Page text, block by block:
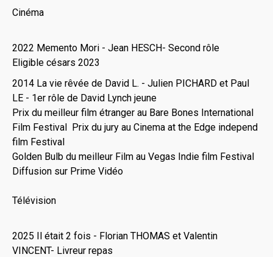
Cinéma
2022 Memento Mori - Jean HESCH- Second rôle
Eligible césars 2023
2014 La vie rêvée de David L. - Julien PICHARD et Paul
LE - 1er rôle de David Lynch jeune
Prix du meilleur film étranger au Bare Bones International
Film Festival Prix du jury au Cinema at the Edge independ
film Festival
Golden Bulb du meilleur Film au Vegas Indie film Festival
Diffusion sur Prime Vidéo
Télévision
2025 Il était 2 fois - Florian THOMAS et Valentin
VINCENT- Livreur repas